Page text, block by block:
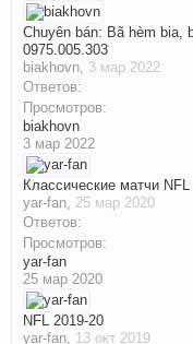
Chuyên bán: Bã hèm bia,
0975.005.303
biakhovn, 3 мар 2022
Ответов:
Просмотров:
biakhovn
3 мар 2022
Классические матчи
yar-fan, 25 мар 2020
Ответов:
Просмотров:
yar-fan
25 мар 2020
NFL 2019-20
yar-fan, 13 окт 2019